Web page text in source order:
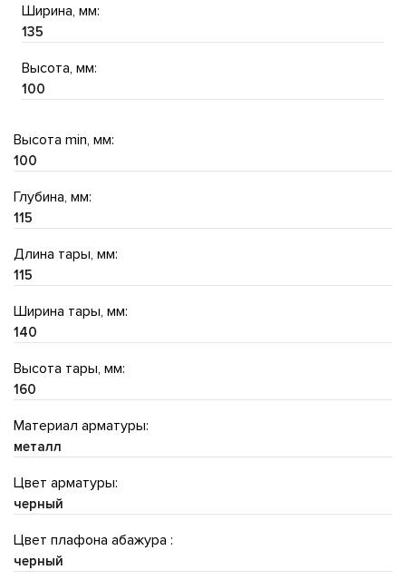
Ширина, мм:
135
Высота, мм:
100
Высота min, мм:
100
Глубина, мм:
115
Длина тары, мм:
115
Ширина тары, мм:
140
Высота тары, мм:
160
Материал арматуры:
металл
Цвет арматуры:
черный
Цвет плафона абажура :
черный